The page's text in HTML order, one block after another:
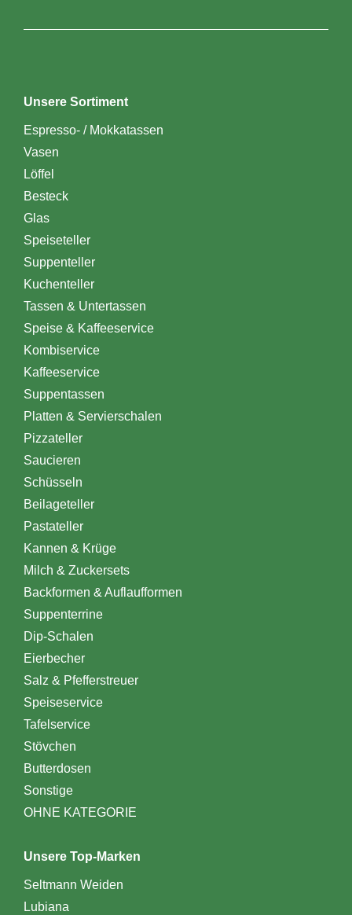
Unsere Sortiment
Espresso- / Mokkatassen
Vasen
Löffel
Besteck
Glas
Speiseteller
Suppenteller
Kuchenteller
Tassen & Untertassen
Speise & Kaffeeservice
Kombiservice
Kaffeeservice
Suppentassen
Platten & Servierschalen
Pizzateller
Saucieren
Schüsseln
Beilageteller
Pastateller
Kannen & Krüge
Milch & Zuckersets
Backformen & Auflaufformen
Suppenterrine
Dip-Schalen
Eierbecher
Salz & Pfefferstreuer
Speiseservice
Tafelservice
Stövchen
Butterdosen
Sonstige
OHNE KATEGORIE
Unsere Top-Marken
Seltmann Weiden
Lubiana